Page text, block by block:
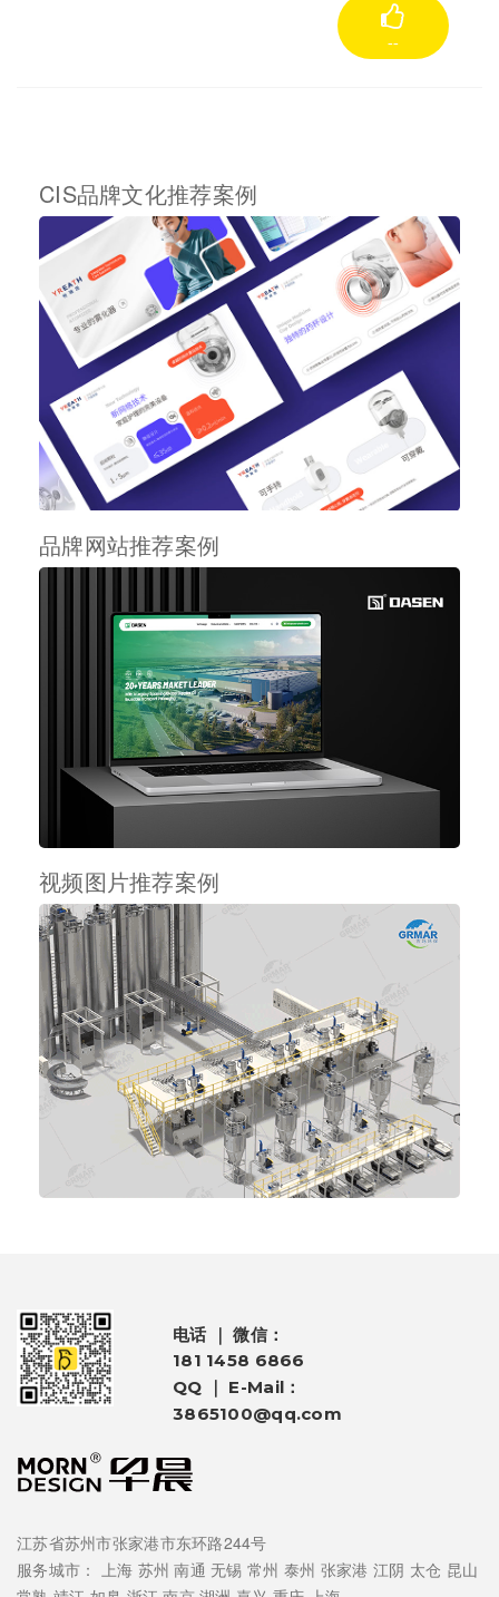
--
CIS品牌文化推荐案例
品牌网站推荐案例
视频图片推荐案例
电话 ｜ 微信：
181 1458 6866
QQ ｜ E-Mail：
3865100@qq.com
江苏省苏州市张家港市东环路244号
服务城市： 上海 苏州 南通 无锡 常州 泰州 张家港 江阴 太仓 昆山